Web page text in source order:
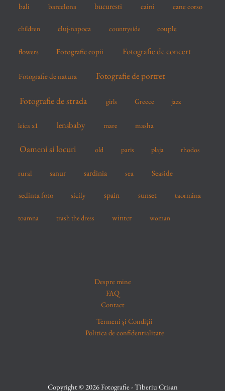
bali barcelona bucuresti caini cane corso
children cluj-napoca countryside couple
flowers Fotografie copii Fotografie de concert
Fotografie de natura Fotografie de portret
Fotografie de strada girls Greece jazz
leica x1 lensbaby mare masha
Oameni si locuri old paris plaja rhodos
rural sanur sardinia sea Seaside
sedinta foto sicily spain sunset taormina
toamna trash the dress winter woman
Despre mine
FAQ
Contact
Termeni și Condiții
Politica de confidentialitate
Copyright © 2026 Fotografie - Tiberiu Crisan